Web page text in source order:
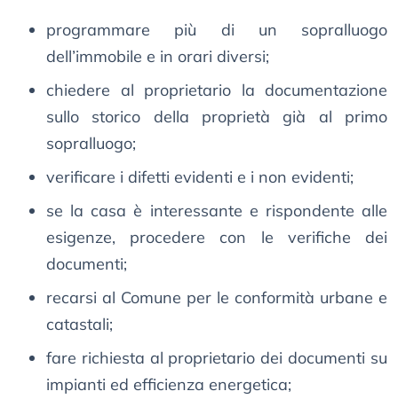
programmare più di un sopralluogo
dell’immobile e in orari diversi;
chiedere al proprietario la documentazione
sullo storico della proprietà già al primo
sopralluogo;
verificare i difetti evidenti e i non evidenti;
se la casa è interessante e rispondente alle
esigenze, procedere con le verifiche dei
documenti;
recarsi al Comune per le conformità urbane e
catastali;
fare richiesta al proprietario dei documenti su
impianti ed efficienza energetica;